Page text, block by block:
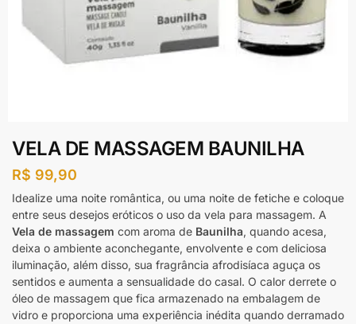
VELA DE MASSAGEM BAUNILHA
R$ 99,90
Idealize uma noite romântica, ou uma noite de fetiche e coloque
entre seus desejos eróticos o uso da vela para massagem. A
Vela de massagem com aroma de Baunilha, quando acesa,
deixa o ambiente aconchegante, envolvente e com deliciosa
iluminação, além disso, sua fragrância afrodisíaca aguça os
sentidos e aumenta a sensualidade do casal. O calor derrete o
óleo de massagem que fica armazenado na embalagem de
vidro e proporciona uma experiência inédita quando derramado